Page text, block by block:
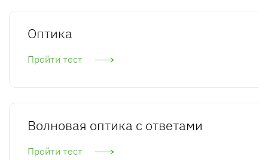
Оптика
Пройти тест
Волновая оптика с ответами
Пройти тест